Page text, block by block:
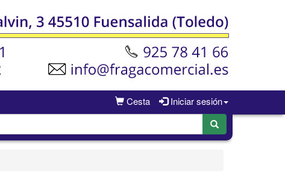
Cesta Iniciar sesión